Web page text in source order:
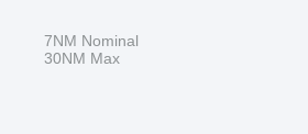
7NM Nominal
30NM Max